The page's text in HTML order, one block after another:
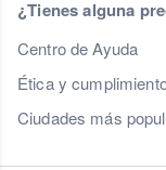
¿Tienes alguna
Centro de Ayuda
Ética y
Ciudades más